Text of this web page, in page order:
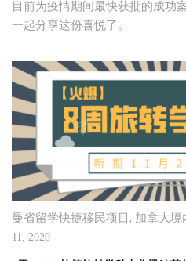
目前为疫情期间最快获批的成功
一起分享这份喜悦了。
曼省留学快捷移民项目 , 加拿大境
11, 2020